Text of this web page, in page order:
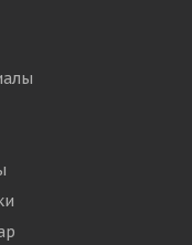
PR20 Прицеп